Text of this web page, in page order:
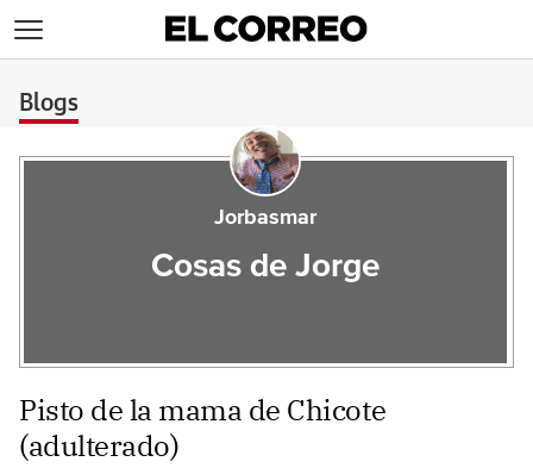
Blogs
Jorbasmar
Cosas de Jorge
Pisto de la mama de Chicote
(adulterado)